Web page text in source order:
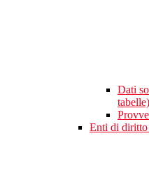
Dati
tabelle)
Enti di